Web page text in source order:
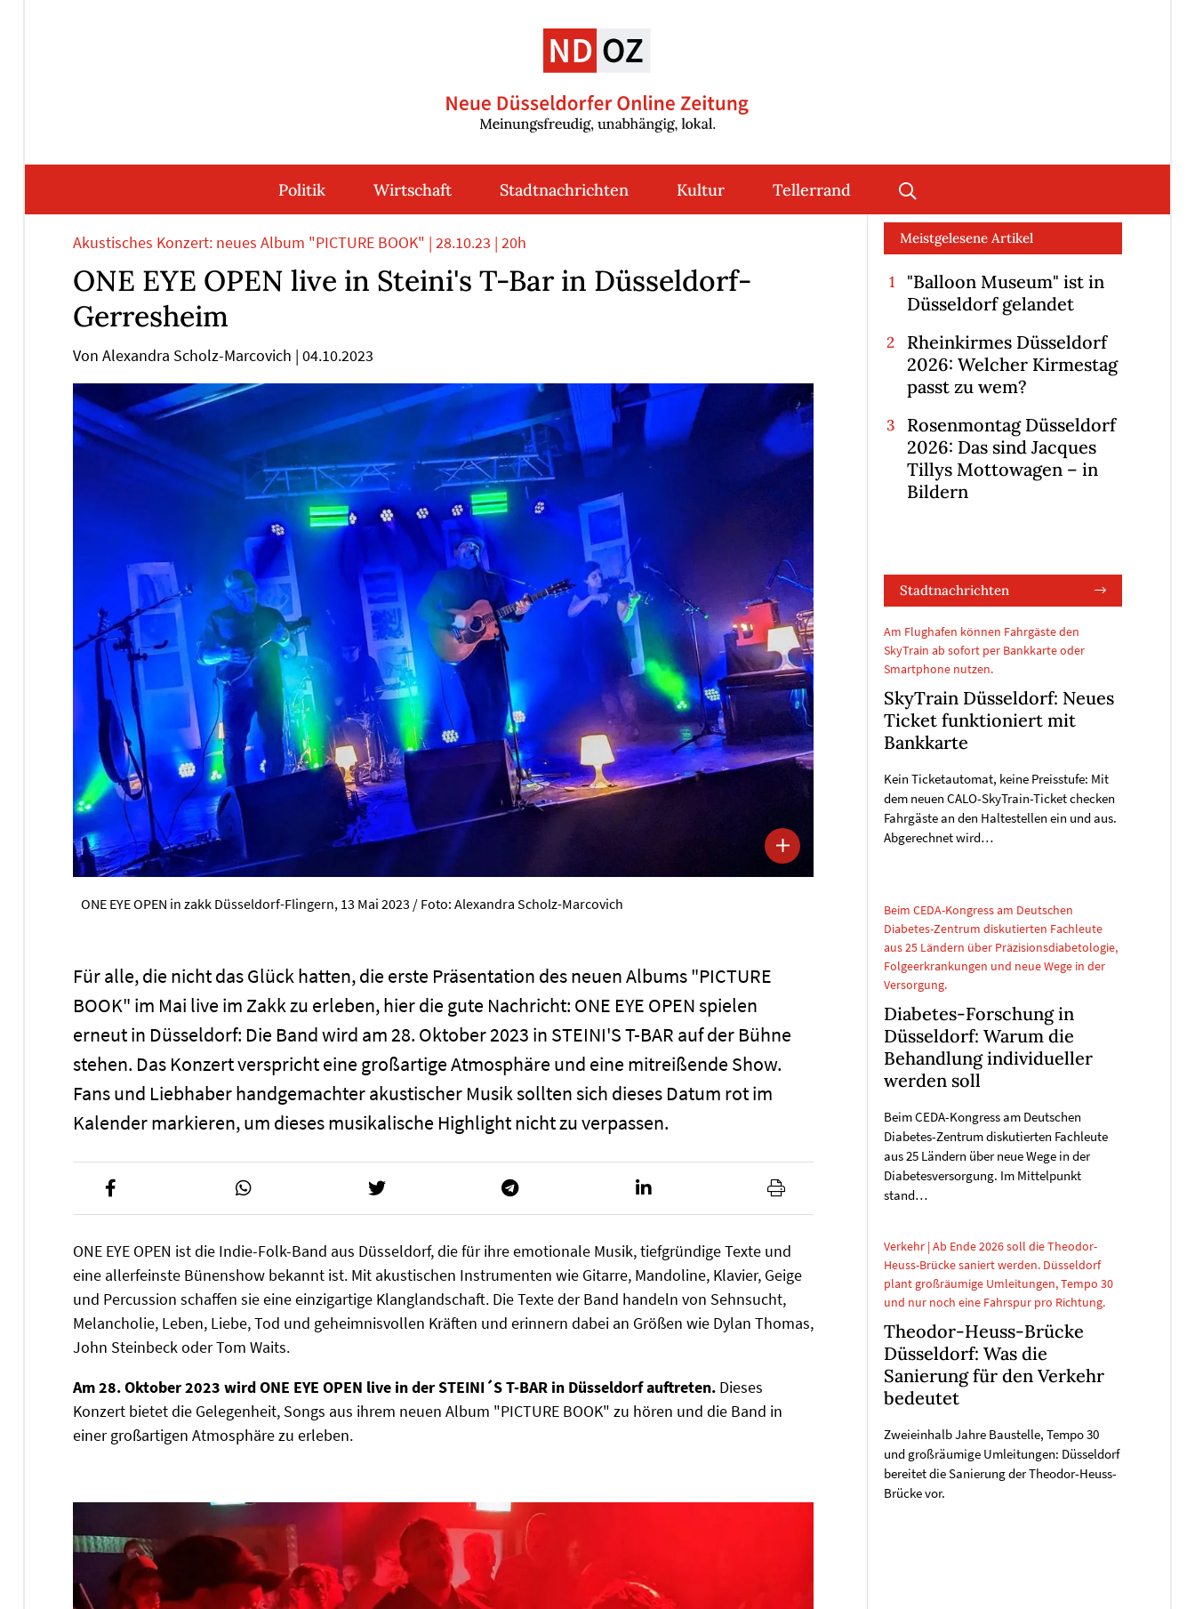
Politik Wirtschaft Stadtnachrichten Kultur Tellerrand
Akustisches Konzert: neues Album "PICTURE BOOK" | 28.10.23 | 20h
ONE EYE OPEN live in Steini's T-Bar in Düsseldorf-
Gerresheim
Von Alexandra Scholz-Marcovich | 04.10.2023
ONE EYE OPEN in zakk Düsseldorf-Flingern, 13 Mai 2023 / Foto: Alexandra Scholz-Marcovich
Für alle, die nicht das Glück hatten, die erste Präsentation des neuen Albums "PICTURE
BOOK" im Mai live im Zakk zu erleben, hier die gute Nachricht: ONE EYE OPEN spielen
erneut in Düsseldorf: Die Band wird am 28. Oktober 2023 in STEINI'S T-BAR auf der Bühne
stehen. Das Konzert verspricht eine großartige Atmosphäre und eine mitreißende Show.
Fans und Liebhaber handgemachter akustischer Musik sollten sich dieses Datum rot im
Kalender markieren, um dieses musikalische Highlight nicht zu verpassen.
ONE EYE OPEN ist die Indie-Folk-Band aus Düsseldorf, die für ihre emotionale Musik, tiefgründige Texte und
eine allerfeinste Bünenshow bekannt ist. Mit akustischen Instrumenten wie Gitarre, Mandoline, Klavier, Geige
und Percussion schaffen sie eine einzigartige Klanglandschaft. Die Texte der Band handeln von Sehnsucht,
Melancholie, Leben, Liebe, Tod und geheimnisvollen Kräften und erinnern dabei an Größen wie Dylan Thomas,
John Steinbeck oder Tom Waits.
Am 28. Oktober 2023 wird ONE EYE OPEN live in der STEINI´S T-BAR in Düsseldorf auftreten. Dieses
Konzert bietet die Gelegenheit, Songs aus ihrem neuen Album "PICTURE BOOK" zu hören und die Band in
einer großartigen Atmosphäre zu erleben.
Meistgelesene Artikel
"Balloon Museum" ist in
Düsseldorf gelandet
Rheinkirmes Düsseldorf
2026: Welcher Kirmestag
passt zu wem?
Rosenmontag Düsseldorf
2026: Das sind Jacques
Tillys Mottowagen – in
Bildern
Stadtnachrichten
Am Flughafen können Fahrgäste den
SkyTrain ab sofort per Bankkarte oder
Smartphone nutzen.
SkyTrain Düsseldorf: Neues
Ticket funktioniert mit
Bankkarte
Kein Ticketautomat, keine Preisstufe: Mit
dem neuen CALO-SkyTrain-Ticket checken
Fahrgäste an den Haltestellen ein und aus.
Abgerechnet wird…
Beim CEDA-Kongress am Deutschen
Diabetes-Zentrum diskutierten Fachleute
aus 25 Ländern über Präzisionsdiabetologie,
Folgeerkrankungen und neue Wege in der
Versorgung.
Diabetes-Forschung in
Düsseldorf: Warum die
Behandlung individueller
werden soll
Beim CEDA-Kongress am Deutschen
Diabetes-Zentrum diskutierten Fachleute
aus 25 Ländern über neue Wege in der
Diabetesversorgung. Im Mittelpunkt
stand…
Verkehr | Ab Ende 2026 soll die Theodor-
Heuss-Brücke saniert werden. Düsseldorf
plant großräumige Umleitungen, Tempo 30
und nur noch eine Fahrspur pro Richtung.
Theodor-Heuss-Brücke
Düsseldorf: Was die
Sanierung für den Verkehr
bedeutet
Zweieinhalb Jahre Baustelle, Tempo 30
und großräumige Umleitungen: Düsseldorf
bereitet die Sanierung der Theodor-Heuss-
Brücke vor.